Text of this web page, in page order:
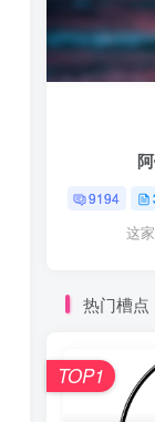
9194
这
热门槽点
TOP1